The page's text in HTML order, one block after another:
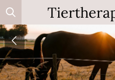
Zum
Hauptinhalt
springen